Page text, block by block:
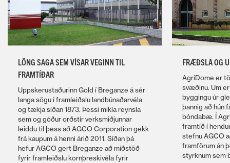
LÖNG SAGA SEM VÍSAR VEGINN TIL
FRAMTÍÐAR
Uppskerustaðurinn Gold í Breganze á sér
langa sögu í framleiðslu landbúnaðarvéla
og tækja síðan 1873. Þessi mikla reynsla
sem og góður orðstír verksmiðjunnar
leiddu til þess að AGCO Corporation gekk
frá kaupum á henni árið 2011. Síðan þá
hefur AGCO gert Breganze að miðstöð
fyrir framleiðslu kornþreskivéla fyrir
FRÆÐSLA OG
AgriDome er
svæðinu. Um
byggingu úr
þannig að hún
bóndabæ. Í
framtíð í
stefnu AGCO
framförum án
styrknum sem